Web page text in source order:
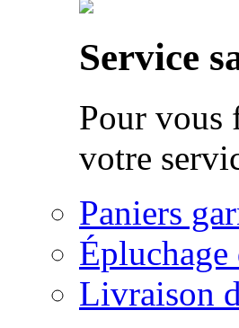
Service
Pour vous
votre
Paniers
Épluchage
Livraison